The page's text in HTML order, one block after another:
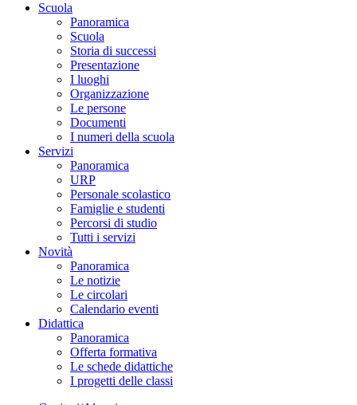
Scuola
Panoramica
Scuola
Storia di successi
Presentazione
I luoghi
Organizzazione
Le persone
Documenti
I numeri della scuola
Servizi
Panoramica
URP
Personale scolastico
Famiglie e studenti
Percorsi di studio
Tutti i servizi
Novità
Panoramica
Le notizie
Le circolari
Calendario eventi
Didattica
Panoramica
Offerta formativa
Le schede didattiche
I progetti delle classi